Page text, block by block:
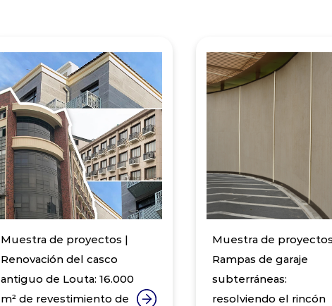
Muestra de proyectos |
Renovación del casco
antiguo de Louta: 16.000
m² de revestimiento de
Muestra de
Rampas de garaje
subterráneas:
resolviendo el rincón